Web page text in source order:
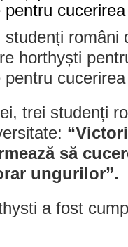
români
horthyști
trei studenți
să
ungurilor”.
a fost